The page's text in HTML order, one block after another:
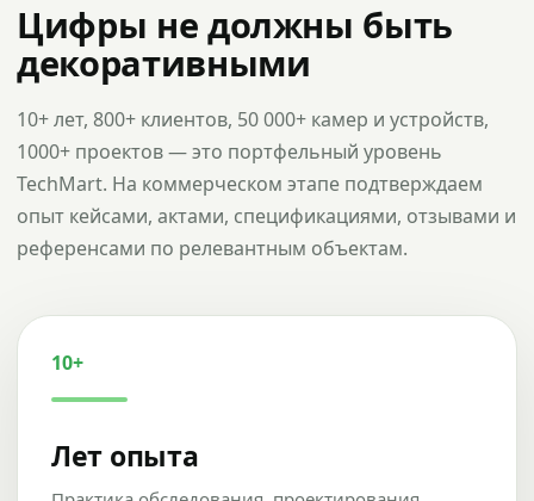
Цифры не должны быть
декоративными
10+ лет, 800+ клиентов, 50 000+ камер и устройств,
1000+ проектов — это портфельный уровень
TechMart. На коммерческом этапе подтверждаем
опыт кейсами, актами, спецификациями, отзывами и
референсами по релевантным объектам.
10+
Лет опыта